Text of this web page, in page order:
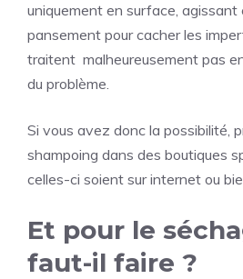
uniquement en surface, agissant
pansement pour cacher les
traitent malheureusement pas
du problème.
Si vous avez donc la possibilité,
shampoing dans des boutiques
celles-ci soient sur internet ou
Et pour le
faut-il faire ?